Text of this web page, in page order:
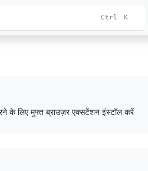
Ctrl K
के लिए मुफ्त ब्राउज़र एक्सटेंशन इंस्टॉल करें